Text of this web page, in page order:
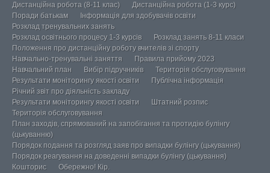
Дистанційна робота (8-11 клас)
Дистанційна робота (1-3 курс)
Поради батькам
Інформація для здобувачів освіти
Розклад тренувальних занять
Розклад освітнього процесу 1-3 курсів
Розклад занять 8-11 класи
Положення про дистанційну роботу вчителів зі спорту
Навчально-тренувальні заняття
Правила прийому 2023
Навчальний план
Вибір підручників
Територія обслуговування
Результати моніторингу якості освіти
Публічна інформація
Річний звіт про діяльність закладу
Результати моніторингу якості освіти
Штатний розпис
Територія обслуговування
План заходів, спрямований на запобігання та протидію булінгу
(цькуванню)
Порядок подання та розгляд заяв про випадки булінгу (цькування)
Порядок реагування на доведенні випадки булінгу (цькування)
Кошторис
Обережно! Кір.